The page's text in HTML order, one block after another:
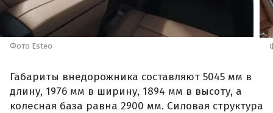
Фото Esteo
Габариты внедорожника составляют 5045 мм в
длину, 1976 мм в ширину, 1894 мм в высоту, а
колесная база равна 2900 мм. Силовая структура